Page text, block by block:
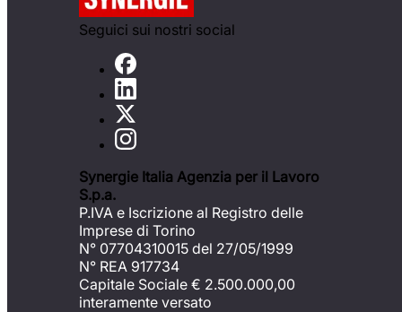
Seguici sui nostri social
Synergie Italia Agenzia per il Lavoro
S.p.a.
P.IVA e Iscrizione al Registro delle
Imprese di Torino
N° 07704310015 del 27/05/1999
N° REA 917734
Capitale Sociale € 2.500.000,00
interamente versato